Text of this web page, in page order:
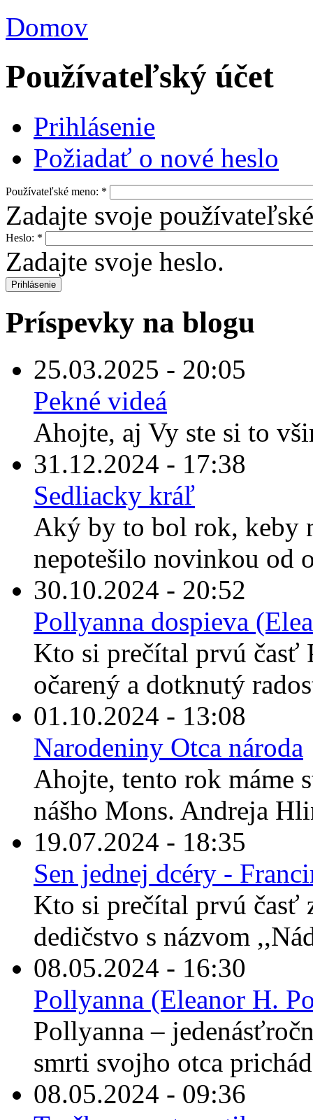
Domov
Používateľský účet
Prihlásenie
Požiadať o nové heslo
Používateľské meno: *
Zadajte svoje
Heslo: *
Zadajte svoje heslo.
Príspevky na blogu
25.03.2025 - 20:05
Pekné videá
Ahojte, aj Vy ste si to
31.12.2024 - 17:38
Sedliacky kráľ
Aký by to bol rok, keby
nepotešilo novinkou od
30.10.2024 - 20:52
Pollyanna dospieva
Kto si prečítal prvú časť
očarený a dotknutý
01.10.2024 - 13:08
Narodeniny Otca národa
Ahojte, tento rok máme
nášho Mons. Andreja
19.07.2024 - 18:35
Sen jednej dcéry -
Kto si prečítal prvú časť
dedičstvo s názvom
08.05.2024 - 16:30
Pollyanna (Eleanor H.
Pollyanna –
smrti svojho otca
08.05.2024 - 09:36